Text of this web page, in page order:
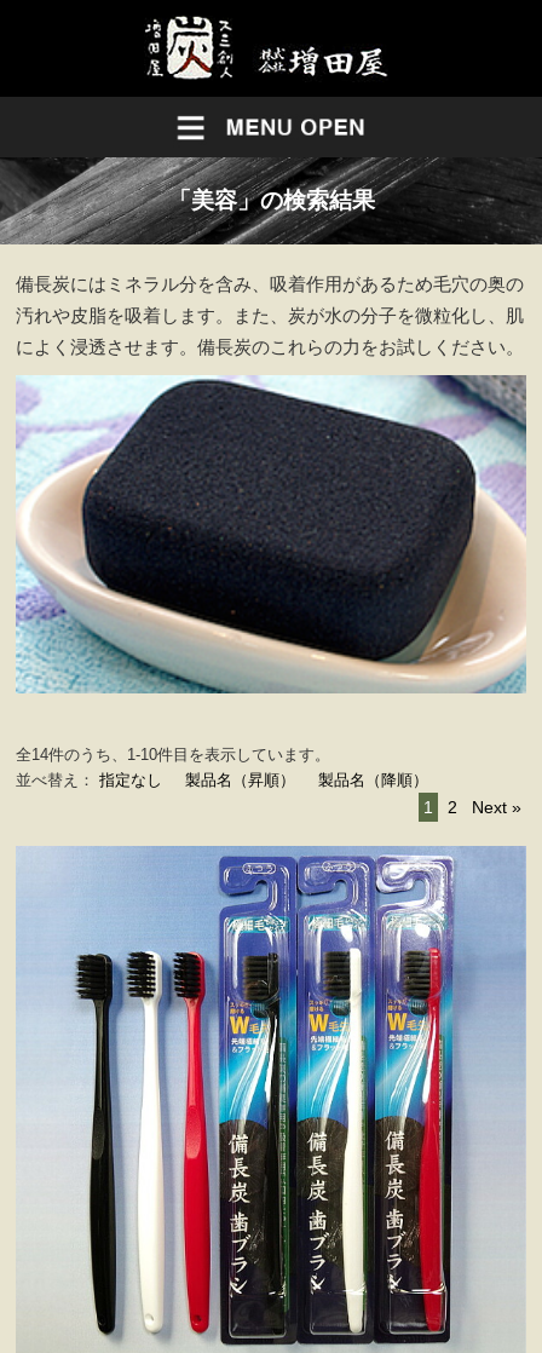
「美容」の検索結果
備長炭にはミネラル分を含み、吸着作用があるため毛穴の奥の
汚れや皮脂を吸着します。また、炭が水の分子を微粒化し、肌
によく浸透させます。備長炭のこれらの力をお試しください。
全14件のうち、1-10件目を表示しています。
並べ替え：
指定なし 製品名（昇順） 製品名（降順）
1 2 Next »